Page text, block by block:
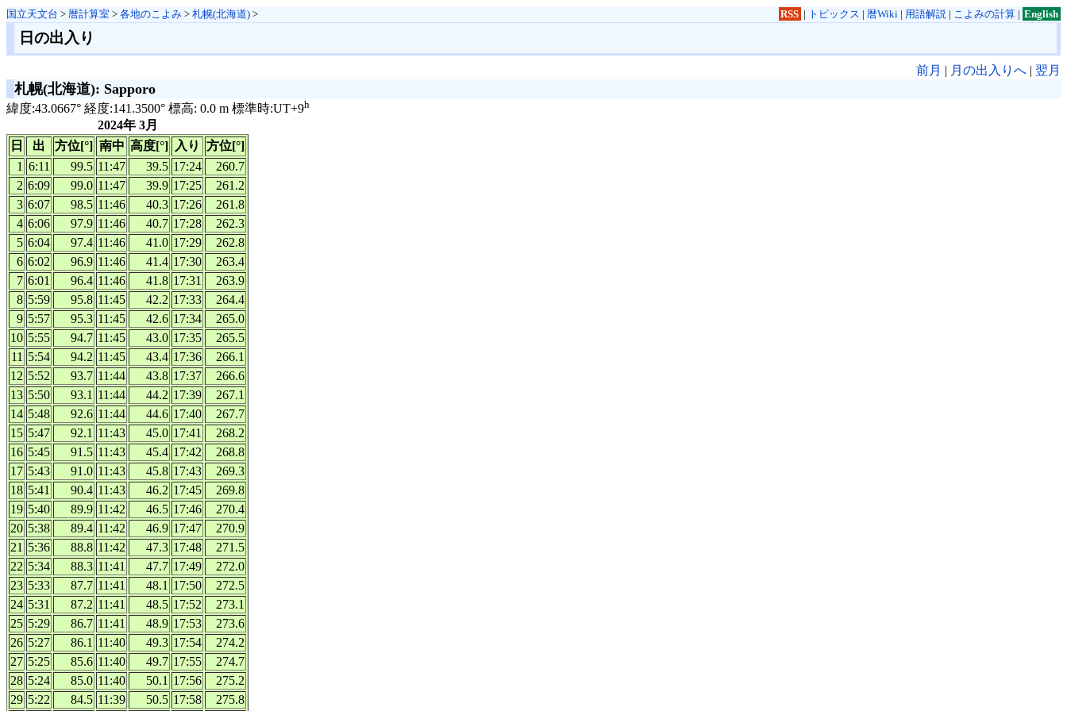
国立天文台 > 暦計算室 > 各地のこよみ > 札幌(北海道) > RSS | トピックス | 暦Wiki| 用語解説| こよみの計算| English
日の出入り
前月 | 月の出入りへ | 翌月
札幌(北海道): Sapporo
緯度:43.0667° 経度:141.3500° 標高: 0.0 m 標準時:UT+9h
2024年 3月
日
出 方位[°] 南中 高度[°] 入り
方位[°]
1 6:11 99.5 11:47 39.5 17:24
260.7
2 6:09 99.0 11:47 39.9 17:25
261.2
3 6:07 98.5 11:46 40.3 17:26
261.8
4 6:06 97.9 11:46 40.7 17:28
262.3
5 6:04 97.4 11:46 41.0 17:29
262.8
6 6:02 96.9 11:46 41.4 17:30
263.4
7 6:01 96.4 11:46 41.8 17:31
263.9
8 5:59 95.8 11:45 42.2 17:33
264.4
9 5:57 95.3 11:45 42.6 17:34
265.0
10 5:55 94.7 11:45 43.0 17:35
265.5
11 5:54 94.2 11:45 43.4 17:36
266.1
12 5:52 93.7 11:44 43.8 17:37
266.6
13 5:50 93.1 11:44 44.2 17:39
267.1
14 5:48 92.6 11:44 44.6 17:40
267.7
15 5:47 92.1 11:43 45.0 17:41
268.2
16 5:45 91.5 11:43 45.4 17:42
268.8
17 5:43 91.0 11:43 45.8 17:43
269.3
18 5:41 90.4 11:43 46.2 17:45
269.8
19 5:40 89.9 11:42 46.5 17:46
270.4
20 5:38 89.4 11:42 46.9 17:47
270.9
21 5:36 88.8 11:42 47.3 17:48
271.5
22 5:34 88.3 11:41 47.7 17:49
272.0
23 5:33 87.7 11:41 48.1 17:50
272.5
24 5:31 87.2 11:41 48.5 17:52
273.1
25 5:29 86.7 11:41 48.9 17:53
273.6
26 5:27 86.1 11:40 49.3 17:54
274.2
27 5:25 85.6 11:40 49.7 17:55
274.7
28 5:24 85.0 11:40 50.1 17:56
275.2
29 5:22 84.5 11:39 50.5 17:58 275.8